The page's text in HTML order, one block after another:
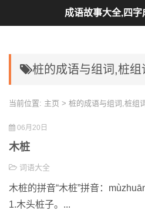
桩的成语与组词,桩组
当前位置: 主页 > 桩的成语与组词,桩组
06月20日
木桩
词语大全
木桩的拼音“木桩”拼音：
1.木头桩子。...
成语故事大全,四